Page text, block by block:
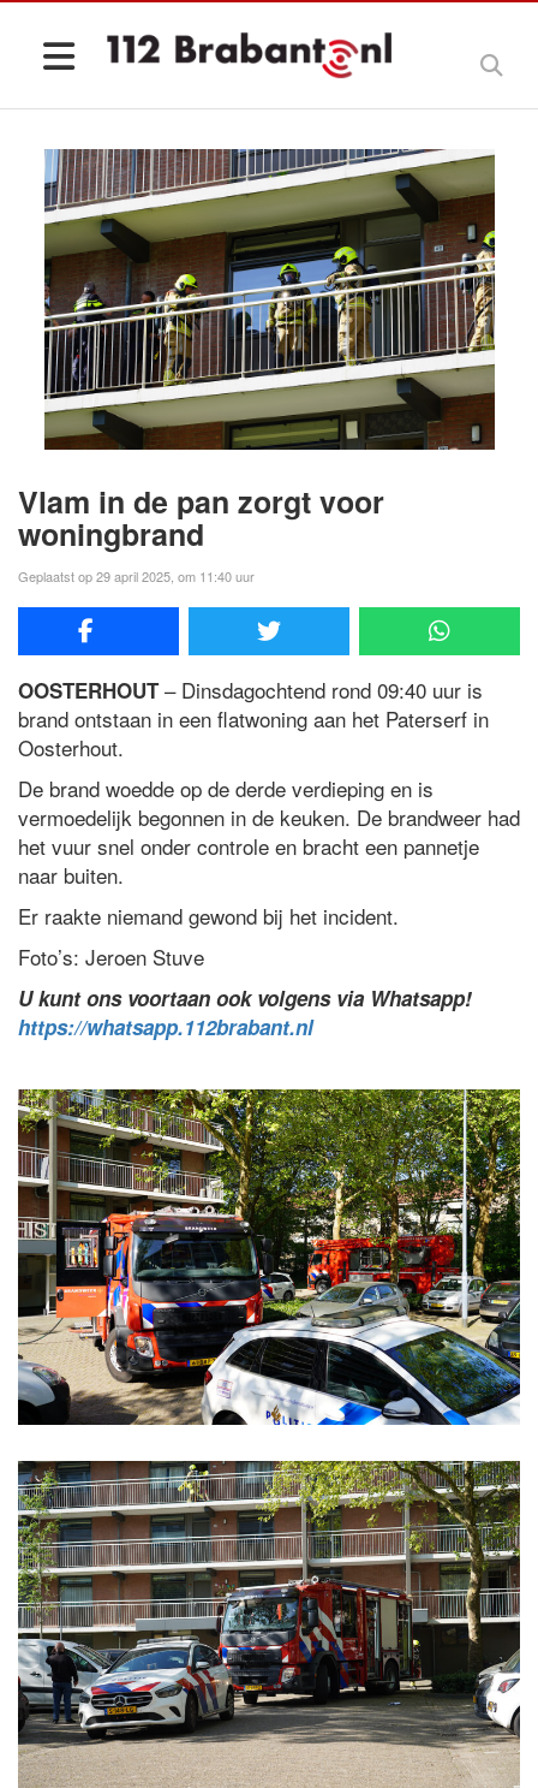
Vlam in de pan zorgt voor
woningbrand
Geplaatst op 29 april 2025, om 11:40 uur
OOSTERHOUT– Dinsdagochtend rond 09:40 uur is
brand ontstaan in een flatwoning aan het Paterserf in
Oosterhout.
De brand woedde op de derde verdieping en is
vermoedelijk begonnen in de keuken. De brandweer had
het vuur snel onder controle en bracht een pannetje
naar buiten.
Er raakte niemand gewond bij het incident.
Foto’s: Jeroen Stuve
U kunt ons voortaan ook volgens via Whatsapp!
https://whatsapp.112brabant.nl